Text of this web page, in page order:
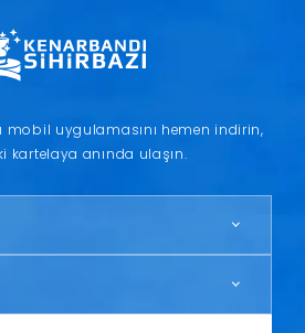
mobil uygulamasını hemen indirin,
kartelaya anında ulaşın.